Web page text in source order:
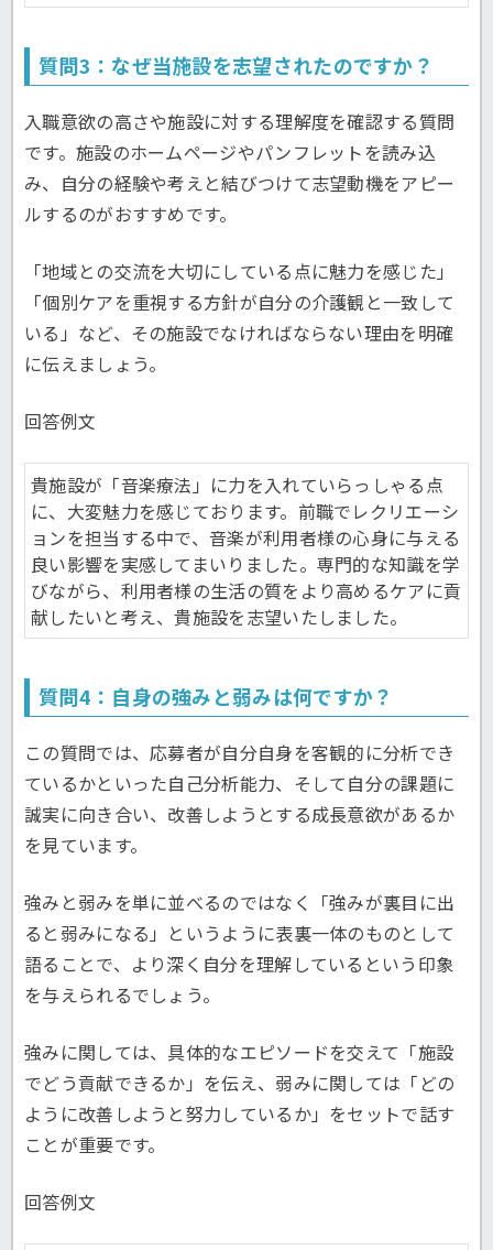
質問3：なぜ当施設を志望されたのですか？
入職意欲の高さや施設に対する理解度を確認する質問
です。施設のホームページやパンフレットを読み込
み、自分の経験や考えと結びつけて志望動機をアピー
ルするのがおすすめです。
「地域との交流を大切にしている点に魅力を感じた」
「個別ケアを重視する方針が自分の介護観と一致して
いる」など、その施設でなければならない理由を明確
に伝えましょう。
回答例文
貴施設が「音楽療法」に力を入れていらっしゃる点
に、大変魅力を感じております。前職でレクリエーシ
ョンを担当する中で、音楽が利用者様の心身に与える
良い影響を実感してまいりました。専門的な知識を学
びながら、利用者様の生活の質をより高めるケアに貢
献したいと考え、貴施設を志望いたしました。
質問4：自身の強みと弱みは何ですか？
この質問では、応募者が自分自身を客観的に分析でき
ているかといった自己分析能力、そして自分の課題に
誠実に向き合い、改善しようとする成長意欲があるか
を見ています。
強みと弱みを単に並べるのではなく「強みが裏目に出
ると弱みになる」というように表裏一体のものとして
語ることで、より深く自分を理解しているという印象
を与えられるでしょう。
強みに関しては、具体的なエピソードを交えて「施設
でどう貢献できるか」を伝え、弱みに関しては「どの
ように改善しようと努力しているか」をセットで話す
ことが重要です。
回答例文